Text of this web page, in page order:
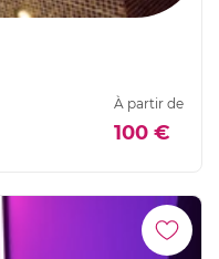
À partir de
100 €